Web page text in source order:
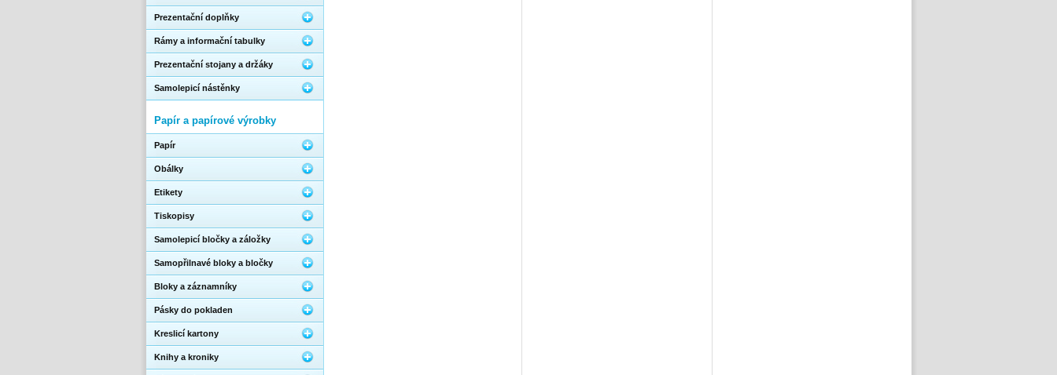
Prezentační doplňky
Rámy a informační tabulky
Prezentační stojany a držáky
Samolepicí nástěnky
Papír a papírové výrobky
Papír
Obálky
Etikety
Tiskopisy
Samolepicí bločky a záložky
Samopřilnavé bloky a bločky
Bloky a záznamníky
Pásky do pokladen
Kreslicí kartony
Knihy a kroniky